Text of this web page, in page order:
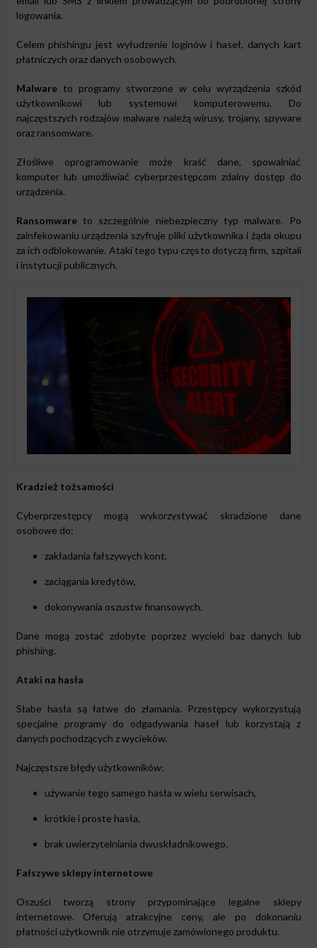
logowania.
Celem phishingu jest wyłudzenie loginów i haseł, danych kart
płatniczych oraz danych osobowych.
Malwareto programy stworzone w celu wyrządzenia szkód
użytkownikowi lub systemowi komputerowemu. Do
najczęstszych rodzajów malware należą wirusy, trojany, spyware
oraz ransomware.
Złośliwe oprogramowanie może kraść dane, spowalniać
komputer lub umożliwiać cyberprzestępcom zdalny dostęp do
urządzenia.
Ransomwareto szczególnie niebezpieczny typ malware. Po
zainfekowaniu urządzenia szyfruje pliki użytkownika i żąda okupu
za ich odblokowanie. Ataki tego typu często dotyczą firm, szpitali
i instytucji publicznych.
Kradzież tożsamości
Cyberprzestępcy mogą wykorzystywać skradzione dane
osobowe do:
zakładania fałszywych kont,
zaciągania kredytów,
dokonywania oszustw finansowych.
Dane mogą zostać zdobyte poprzez wycieki baz danych lub
phishing.
Ataki na hasła
Słabe hasła są łatwe do złamania. Przestępcy wykorzystują
specjalne programy do odgadywania haseł lub korzystają z
danych pochodzących z wycieków.
Najczęstsze błędy użytkowników:
używanie tego samego hasła w wielu serwisach,
krótkie i proste hasła,
brak uwierzytelniania dwuskładnikowego.
Fałszywe sklepy internetowe
Oszuści tworzą strony przypominające legalne sklepy
internetowe. Oferują atrakcyjne ceny, ale po dokonaniu
płatności użytkownik nie otrzymuje zamówionego produktu.